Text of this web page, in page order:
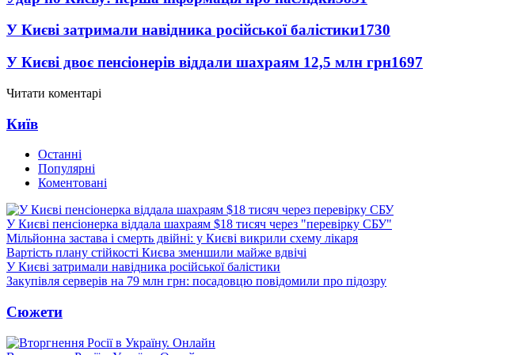
У Києві затримали навідника російської балістики1730
У Києві двоє пенсіонерів віддали шахраям 12,5 млн грн1697
Читати коментарі
Київ
Останні
Популярні
Коментовані
У Києві пенсіонерка віддала шахраям $18 тисяч через "перевірку СБУ"
Мільйонна застава і смерть двійні: у Києві викрили схему лікаря
Вартість плану стійкості Києва зменшили майже вдвічі
У Києві затримали навідника російської балістики
Закупівля серверів на 79 млн грн: посадовцю повідомили про підозру
Сюжети